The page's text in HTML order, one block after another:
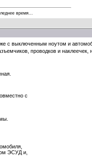
время...
с выключенным ноутом и
проводков и
с
ЭСУД и,